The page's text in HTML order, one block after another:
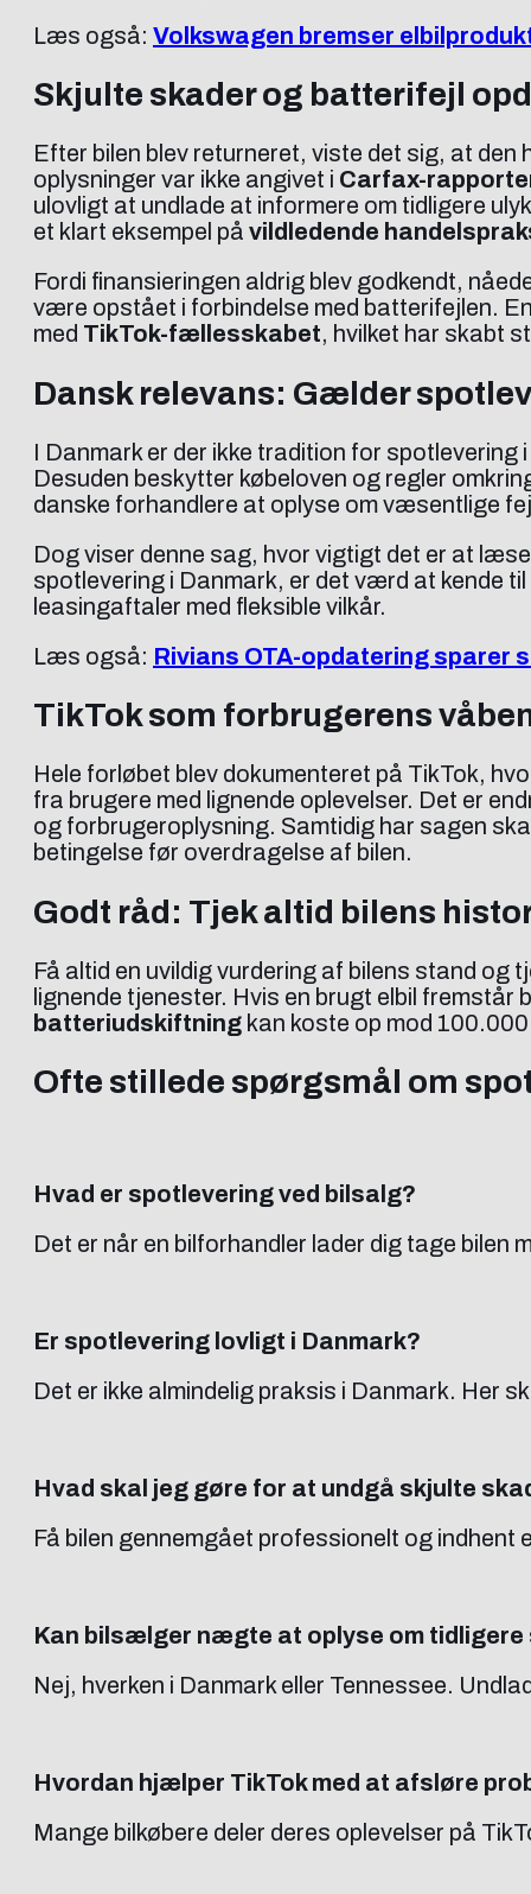
Læs også: Volkswagen bremser
Skjulte skader og batterifejl
Efter bilen blev returneret, viste det sig, at den
oplysninger var ikke angivet i Carfax-
ulovligt at undlade at informere om tidligere
et klart eksempel på vildledende
Fordi finansieringen aldrig blev godkendt,
være opstået i forbindelse med batterifejlen.
med TikTok-fællesskabet, hvilket har skabt
Dansk relevans: Gælder
I Danmark er der ikke tradition for
Desuden beskytter købeloven og regler
danske forhandlere at oplyse om væsentlige
Dog viser denne sag, hvor vigtigt det er at
spotlevering i Danmark, er det værd at kende
leasingaftaler med fleksible vilkår.
Læs også: Rivians OTA-opdatering sparer
TikTok som forbrugerens
Hele forløbet blev dokumenteret på TikTok,
fra brugere med lignende oplevelser. Det er
og forbrugeroplysning. Samtidig har sagen
betingelse før overdragelse af bilen.
Godt råd: Tjek altid bilens
Få altid en uvildig vurdering af bilens stand og
lignende tjenester. Hvis en brugt elbil
batteriudskiftning kan koste op mod
Ofte stillede spørgsmål om
Hvad er spotlevering ved bilsalg?
Det er når en bilforhandler lader dig tage bilen
Er spotlevering lovligt i Danmark?
Det er ikke almindelig praksis i Danmark. Her
Hvad skal jeg gøre for at undgå skjulte
Få bilen gennemgået professionelt og
Kan bilsælger nægte at oplyse om tidligere
Nej, hverken i Danmark eller Tennessee.
Hvordan hjælper TikTok med at afsløre
Mange bilkøbere deler deres oplevelser på